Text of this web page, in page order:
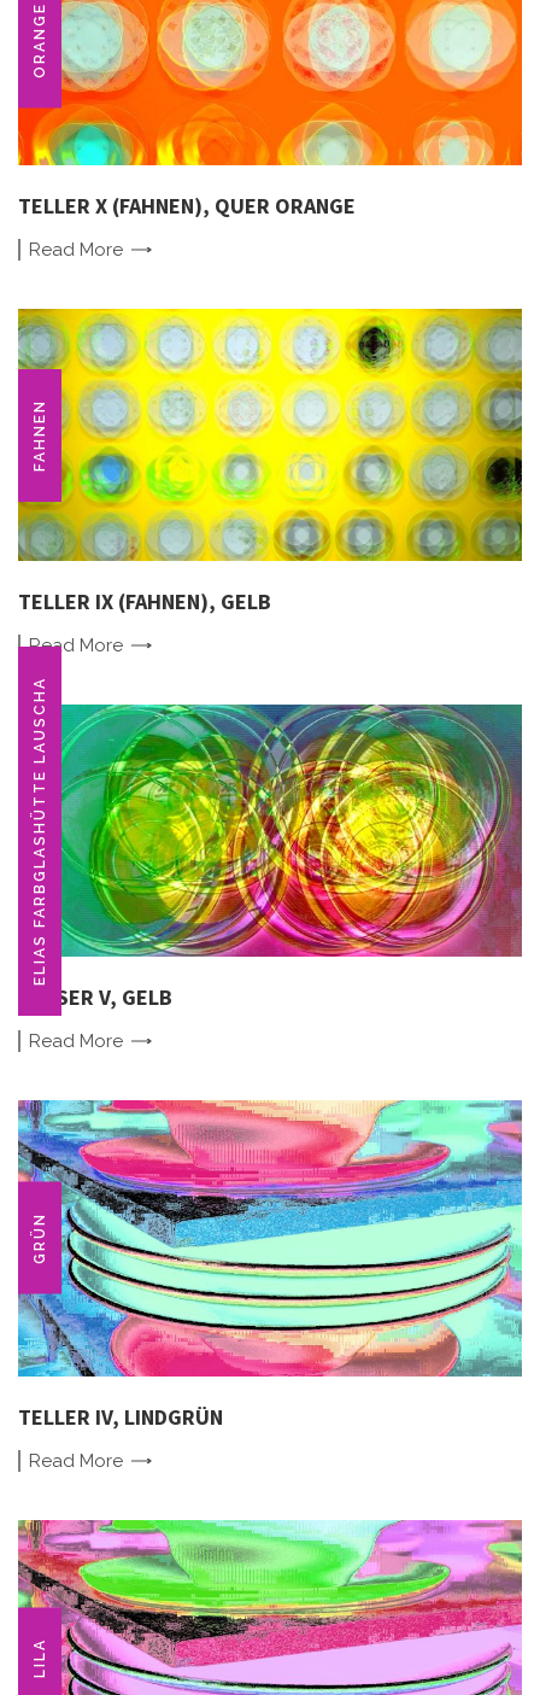
ORANGE
TELLER X (FAHNEN), QUER ORANGE
Read More
FAHNEN
TELLER IX (FAHNEN), GELB
Read More
ELIAS FARBGLASHÜTTE LAUSCHA
GLÄSER V, GELB
Read More
GRÜN
TELLER IV, LINDGRÜN
Read More
LILA